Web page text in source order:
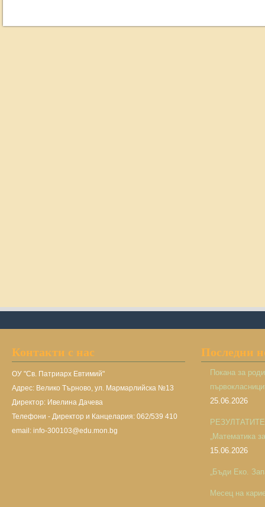
Контакти с нас
ОУ "Св. Патриарх Евтимий"
Адрес: Велико Търново, ул. Мармарлийска №13
Директор: Ивелина Дачева
Телефони - Директор и Канцелария: 062/539 410
email: info-300103@edu.mon.bg
Последни
Покана за
25.06.2026
РЕЗУЛТАТИТЕ
„Математика
15.06.2026
„Бъди Еко.
Месец на